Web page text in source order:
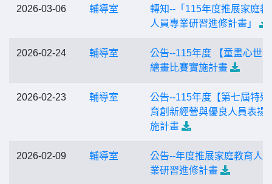
2026-03-06 輔導室
轉知--「115年度推展家庭教
人員專業研習進修計畫」
2026-02-24 輔導室
公告--115年度 【童畫心世
繪畫比賽實施計畫
2026-02-23 輔導室
公告--115年度【第七屆特殊
育創新經營與優良人員表揚
施計畫
2026-02-09 輔導室
公告--年度推展家庭教育人
業研習進修計畫